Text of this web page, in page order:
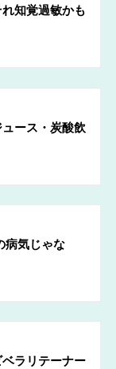
知覚過敏かも
ース・炭酸飲
病気じゃな
ラリテーナー